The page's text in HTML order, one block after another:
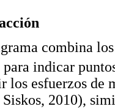
combina
indicar
los esfuerzos de
2010),